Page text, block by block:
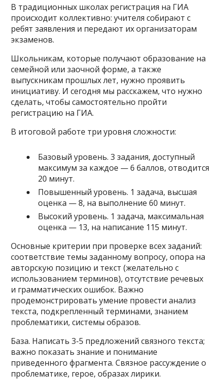
В традиционных школах регистрация на ГИА
происходит коллективно: учителя собирают с
ребят заявления и передают их организаторам
экзаменов.
Школьникам, которые получают образование на
семейной или заочной форме, а также
выпускникам прошлых лет, нужно проявить
инициативу. И сегодня мы расскажем, что нужно
сделать, чтобы самостоятельно пройти
регистрацию на ГИА.
В итоговой работе три уровня сложности:
Базовый уровень. 3 задания, доступный
максимум за каждое — 6 баллов, отводится
20 минут.
Повышенный уровень. 1 задача, высшая
оценка — 8, на выполнение 60 минут.
Высокий уровень. 1 задача, максимальная
оценка — 13, на написание 115 минут.
Основные критерии при проверке всех заданий:
соответствие темы заданному вопросу, опора на
авторскую позицию и текст (желательно с
использованием терминов), отсутствие речевых
и грамматических ошибок. Важно
продемонстрировать умение провести анализ
текста, подкрепленный терминами, знанием
проблематики, системы образов.
База. Написать 3-5 предложений связного текста;
важно показать знание и понимание
приведенного фрагмента. Связное рассуждение о
проблематике, герое, образах лирики.